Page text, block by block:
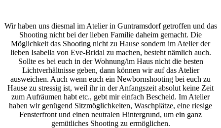
Wir haben uns diesmal im Atelier in Guntramsdorf getroffen und das
Shooting nicht bei der lieben Familie daheim gemacht. Die
Möglichkeit das Shooting nicht zu Hause sondern im Atelier der
lieben Isabella von Eve-Bridal zu machen, besteht nämlich auch.
Sollte es bei euch in der Wohnung/im Haus nicht die besten
Lichtverhältnisse geben, dann können wir auf das Atelier
ausweichen. Auch wenn euch ein Newbornshooting bei euch zu
Hause zu stressig ist, weil ihr in der Anfangszeit absolut keine Zeit
zum Aufräumen habt etc., gebt mir einfach Bescheid. Im Atelier
haben wir genügend Sitzmöglichkeiten, Waschplätze, eine riesige
Fensterfront und einen neutralen Hintergrund, um ein ganz
gemütliches Shooting zu ermöglichen.